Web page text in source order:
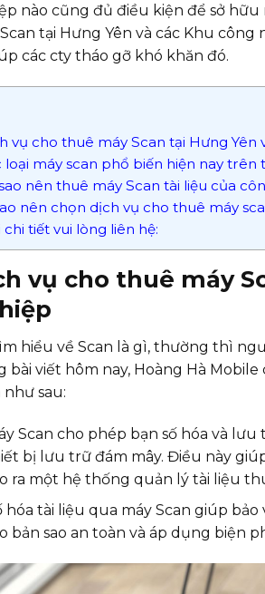
nào cũng đủ điều kiện để sở hữu
tại Hưng Yên và các Khu
các cty tháo gỡ khó khăn đó.
vụ cho thuê máy Scan tại Hưng Yên
loại máy scan phổ biến hiện nay
nên thuê máy Scan tài liệu của
nên chọn dịch vụ cho thuê máy
chi tiết vui lòng liên hệ:
vụ cho thuê máy
hiểu về Scan là gì, thường thì
bài viết hôm nay, Hoàng Hà
như sau:
Scan cho phép bạn số hóa và
bị lưu trữ đám mây. Điều này
ra một hệ thống quản lý tài liệu
hóa tài liệu qua máy Scan giúp
bản sao an toàn và áp dụng biện